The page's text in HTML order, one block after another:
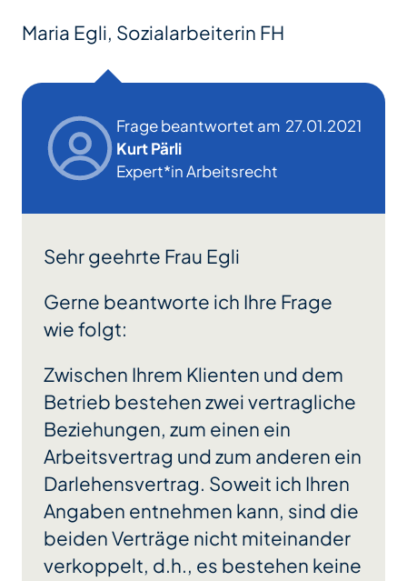
Maria Egli, Sozialarbeiterin FH
Frage beantwortet am 27.01.2021
Kurt Pärli
Expert*in Arbeitsrecht
Sehr geehrte Frau Egli
Gerne beantworte ich Ihre Frage
wie folgt:
Zwischen Ihrem Klienten und dem
Betrieb bestehen zwei vertragliche
Beziehungen, zum einen ein
Arbeitsvertrag und zum anderen ein
Darlehensvertrag. Soweit ich Ihren
Angaben entnehmen kann, sind die
beiden Verträge nicht miteinander
verkoppelt, d.h., es bestehen keine